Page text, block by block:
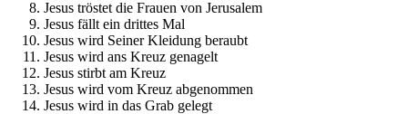
Jesus tröstet die Frauen von Jerusalem
Jesus fällt ein drittes Mal
Jesus wird Seiner Kleidung beraubt
Jesus wird ans Kreuz genagelt
Jesus stirbt am Kreuz
Jesus wird vom Kreuz abgenommen
Jesus wird in das Grab gelegt